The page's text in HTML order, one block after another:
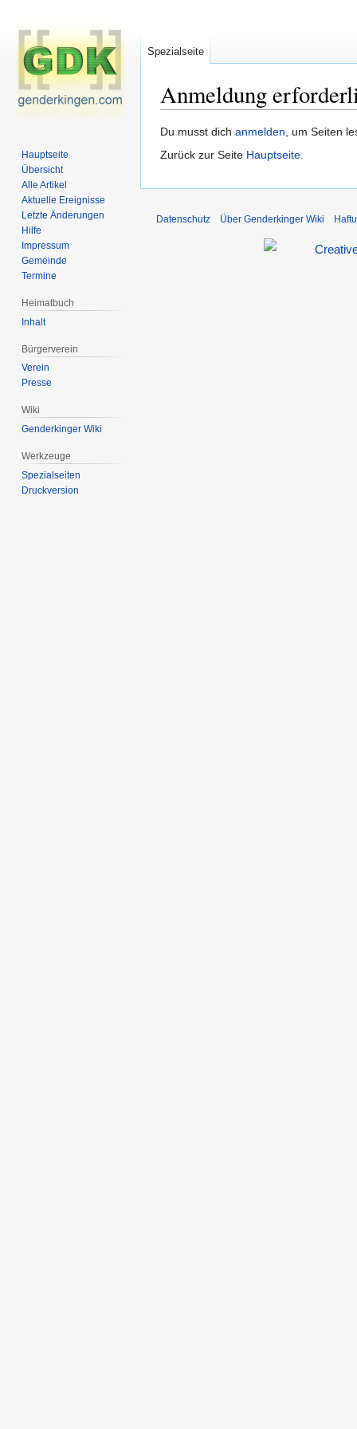
Anmeldung
Zur
Navigation
Zur
Suche
Du musst dich anmelden, um Seiten
Zurück zur Seite Hauptseite.
Spezialseite
Hauptseite
Übersicht
Alle Artikel
Aktuelle Ereignisse
Letzte Änderungen
Hilfe
Impressum
Gemeinde
Termine
Heimatbuch
Inhalt
Bürgerverein
Verein
Presse
Wiki
Genderkinger Wiki
Werkzeuge
Spezialseiten
Druckversion
Datenschutz Über Genderkinger Wiki